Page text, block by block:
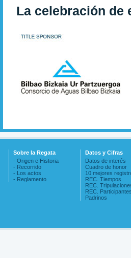
La celebración de
Sobre la Regata
- Origen e Historia
- Recorrido
- Los actos
- Reglamento
Datos y Cifras
Datos de interés
Cuadro de honor
10 mejores
REC. Tiempos
REC.
REC. Participantes
Padrinos